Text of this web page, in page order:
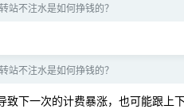
站不注水是如何挣钱的？
站不注水是如何挣钱的？
致下一次的计费暴涨，也可能跟上